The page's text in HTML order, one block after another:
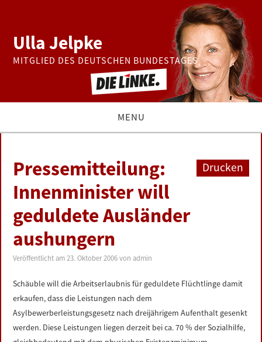
Ulla Jelpke
MITGLIED DES DEUTSCHEN BUNDESTAGES
MENU
BUNDESTAG
PRESSE
ZUR PERSON
DATENSCHUTZERKLÄRUNG
Drucken
Pressemitteilung:
Innenminister will
geduldete Ausländer
aushungern
Veröffentlicht am23. Oktober 2006 vonadmin
Schäuble will die Arbeitserlaubnis für geduldete Flüchtlinge damit
erkaufen, dass die Leistungen nach dem
Asylbewerberleistungsgesetz nach dreijährigem Aufenthalt gesenkt
werden. Diese Leistungen liegen derzeit bei ca. 70 % der Sozialhilfe,